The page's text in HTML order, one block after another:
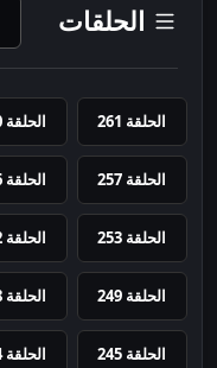
الحلقات
الحلقة 261 الحلقة 260
الحلقة 257 الحلقة 256
الحلقة 253 الحلقة 252
الحلقة 249 الحلقة 248
الحلقة 245 الحلقة 244